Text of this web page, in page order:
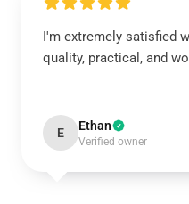
I'm extremely satisfied
quality, practical, and
E Ethan
Verified owner